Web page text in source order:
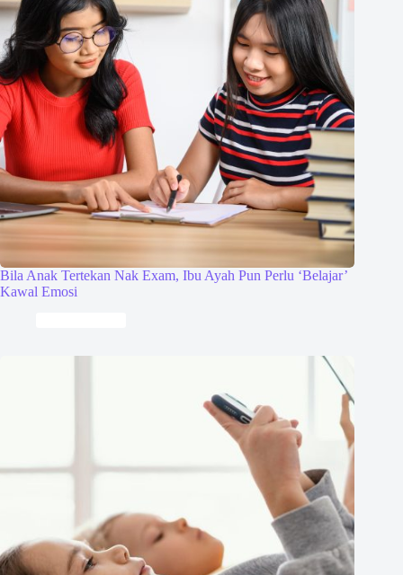
Bila Anak Tertekan Nak Exam, Ibu Ayah Pun Perlu ‘Belajar’
Kawal Emosi